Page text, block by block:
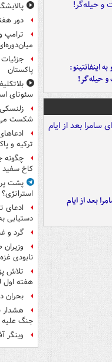
اینفانتینو:
حیله‌گر!
بعد از ایام
دور
ترامپ
پاکستان
سئوتای
شکست
ترکیه و
چگونه
کاخ
پشت
استراتژی؟
ادعای
دستیابی
گرد و
نابودی
تلاش
هفته اول
بحران
هشدار
جنگ علیه
وینگر